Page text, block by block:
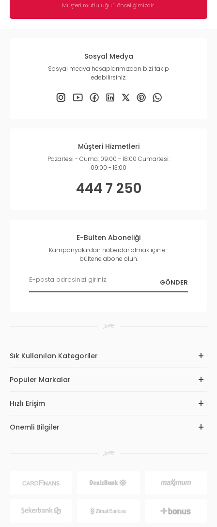
Müşteri mutluluğu 1. önceliğimizdir.
Sosyal Medya
Sosyal medya hesaplarımızdan bizi takip
edebilirsiniz.
Müşteri Hizmetleri
Pazartesi - Cuma: 09:00 - 18:00 Cumartesi:
09:00 - 13:00
444 7 250
E-Bülten Aboneliği
Kampanyalardan haberdar olmak için e-
bültene abone olun.
Sık Kullanılan Kategoriler
Popüler Markalar
Hızlı Erişim
Önemli Bilgiler